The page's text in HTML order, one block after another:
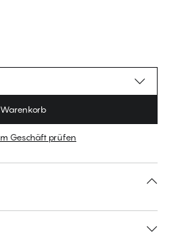
empfohlene Größe
Geschäft prüfen